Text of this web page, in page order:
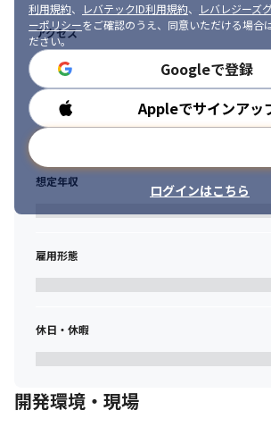
■ この仕事の魅力、面白み
・国内最⼤規模のゲームプラットフォームの
を担うため、設計や保守改善などの⼤規模な
発に携わることができます
・通常のECサービス構築だけでなく、ビッグ
コメンドエンジン開発部⾨や、膨⼤なトラフ
フラ構築部⾨といったさまざまなエンジニア
ンを取りながらサービスのプロジェクトや保
をお願いするので、深い技術と知⾒を学ぶこ
・技術選定や開発に対して、エンジニアの意
あります
バーと共に⾃発的な開発を⾏うことができます
・レガシーなソースコードに触れることも多
課題を⾒つけ、改善/解決していく喜びもあ
・レガシーシステムの改善に取り組んだ経験
・テックリード的なポジションの経験
・リーダーやマネージャーとしてのチームビ
・ビジネスサイドとの案件の折衝経験
■ 求める人物像
・事業の⽅針を理解し、QCDを意識した成果
・ポジションにとらわれず、周囲と積極的な
を取りながら相⼿に思いやりのある仕事がで
・当事者意識を持ち、物事を前向きにとらえ
・未経験領域への挑戦や、新しい技術のキャ
方
利用規約、 レバテックID利用規約、
レバレジーズ
ーポリシーをご確認のうえ、同意いただける場合
ださい。
Googleで登録
Appleでサインアッ
ログインはこちら
アクセス
勤務時間
想定年収
雇用形態
休日・休暇
開発環境・現場